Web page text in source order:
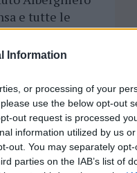
Information
or processing of your
use the below opt-out
out request is processed
information utilized by us
out. You may separately
parties on the IAB’s list of
e tutte le
di
a partire dai 6
e alunni
di tutti gli